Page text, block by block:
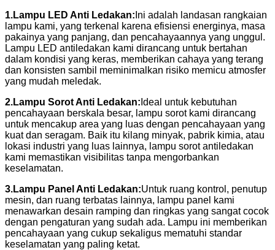
1.Lampu LED Anti Ledakan: Ini adalah landasan rangkaian
lampu kami, yang terkenal karena efisiensi energinya, masa
pakainya yang panjang, dan pencahayaannya yang unggul.
Lampu LED antiledakan kami dirancang untuk bertahan
dalam kondisi yang keras, memberikan cahaya yang terang
dan konsisten sambil meminimalkan risiko memicu atmosfer
yang mudah meledak.
2.Lampu Sorot Anti Ledakan: Ideal untuk kebutuhan
pencahayaan berskala besar, lampu sorot kami dirancang
untuk mencakup area yang luas dengan pencahayaan yang
kuat dan seragam. Baik itu kilang minyak, pabrik kimia, atau
lokasi industri yang luas lainnya, lampu sorot antiledakan
kami memastikan visibilitas tanpa mengorbankan
keselamatan.
3.Lampu Panel Anti Ledakan:Untuk ruang kontrol, penutup
mesin, dan ruang terbatas lainnya, lampu panel kami
menawarkan desain ramping dan ringkas yang sangat cocok
dengan pengaturan yang sudah ada. Lampu ini memberikan
pencahayaan yang cukup sekaligus mematuhi standar
keselamatan yang paling ketat.